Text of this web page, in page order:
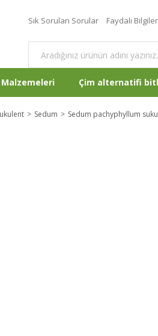
Sık Sorulan Sorular Faydalı Bilgiler
Malzemeleri Çim alternatifi
Sedum Sedum pachyphyllum